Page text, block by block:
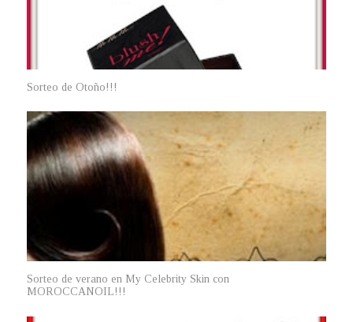
Sorteo de Otoño!!!
Sorteo de verano en My Celebrity Skin con
MOROCCANOIL!!!